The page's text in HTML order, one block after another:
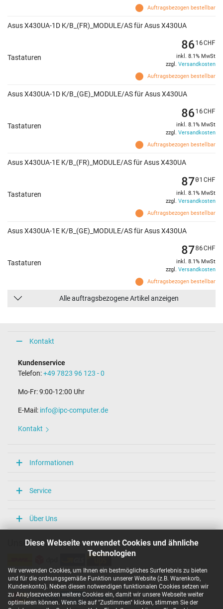
Diese Webseite verwendet Cookies und ähnliche
Technologien
Wir verwenden Cookies, um Ihnen ein bestmögliches Surferlebnis zu bieten
und für die ordnungsgemäße Funktion unserer Website (z.B. Warenkorb,
Kundenkonto). Neben diesen notwendigen funktionalen Cookies setzen wir
zu Anaylsezwecken weitere Cookies ein, damit wir unsere Webseite weiter
optimieren können. Wenn Sie auf "Zustimmen" klicken, stimmen Sie der
Auftragsbezogen bestellbar
Asus X430UA-1D K/B_(FR)_MODULE/AS für Asus X430UA
Tastaturen
Auftragsbezogen bestellbar
8616CHF
inkl. 8.1% MwSt
zzgl. Versandkosten
Asus X430UA-1D K/B_(GE)_MODULE/AS für Asus X430UA
Tastaturen
Auftragsbezogen bestellbar
8616CHF
inkl. 8.1% MwSt
zzgl. Versandkosten
Asus X430UA-1E K/B_(FR)_MODULE/AS für Asus X430UA
Tastaturen
Auftragsbezogen bestellbar
8701 CHF
inkl. 8.1% MwSt
zzgl. Versandkosten
Asus X430UA-1E K/B_(GE)_MODULE/AS für Asus X430UA
Tastaturen
Auftragsbezogen bestellbar
8786CHF
inkl. 8.1% MwSt
zzgl. Versandkosten
Alle auftragsbezogene Artikel anzeigen
Kontakt
Kundenservice
Telefon:+49 7823 96 123 - 0
Mo-Fr: 9:00-12:00 Uhr
E-Mail: info@ipc-computer.de
Kontakt
Informationen
Service
Über Uns
Unsere Versandarten
Unsere Zahlarten